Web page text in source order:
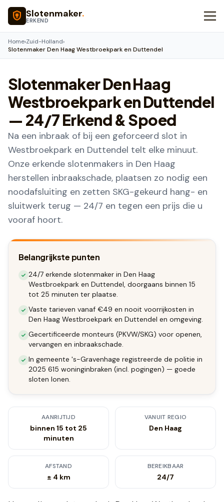
Naar hoofdinhoud
Slotenmaker.
ERKEND
Home›Zuid-Holland›
Slotenmaker Den Haag Westbroekpark en Duttendel
SlotenmakerDen Haag
Westbroekpark en Duttendel
— 24/7 Erkend & Spoed
Na een inbraak of bij een geforceerd slot in
Westbroekpark en Duttendel telt elke minuut.
Onze erkende slotenmakers in Den Haag
herstellen inbraakschade, plaatsen zo nodig een
noodafsluiting en zetten SKG-gekeurd hang- en
sluitwerk terug — 24/7 en tegen een prijs die u
vooraf hoort.
Belangrijkste punten
24/7 erkende slotenmaker in Den Haag
Westbroekpark en Duttendel, doorgaans binnen 15
tot 25 minuten ter plaatse.
Vaste tarieven vanaf €49 en nooit voorrijkosten in
Den Haag Westbroekpark en Duttendel en omgeving.
Gecertificeerde monteurs (PKVW/SKG) voor openen,
vervangen en inbraakschade.
In gemeente 's-Gravenhage registreerde de politie in
2025 615 woninginbraken (incl. pogingen) — goede
sloten lonen.
AANRIJTIJD
binnen 15 tot 25
minuten
VANUIT REGIO
Den Haag
AFSTAND
± 4 km
BEREIKBAAR
24/7